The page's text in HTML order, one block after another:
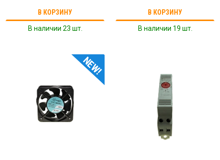
В КОРЗИНУ
В наличии 23 шт.
В КОРЗИНУ
В наличии 19 шт.
NEW!